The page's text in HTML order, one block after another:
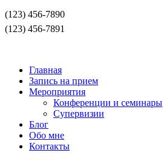
(123) 456-7890
(123) 456-7891
Главная
Запись на прием
Мероприятия
Конференции и семинары
Супервизии
Блог
Обо мне
Контакты